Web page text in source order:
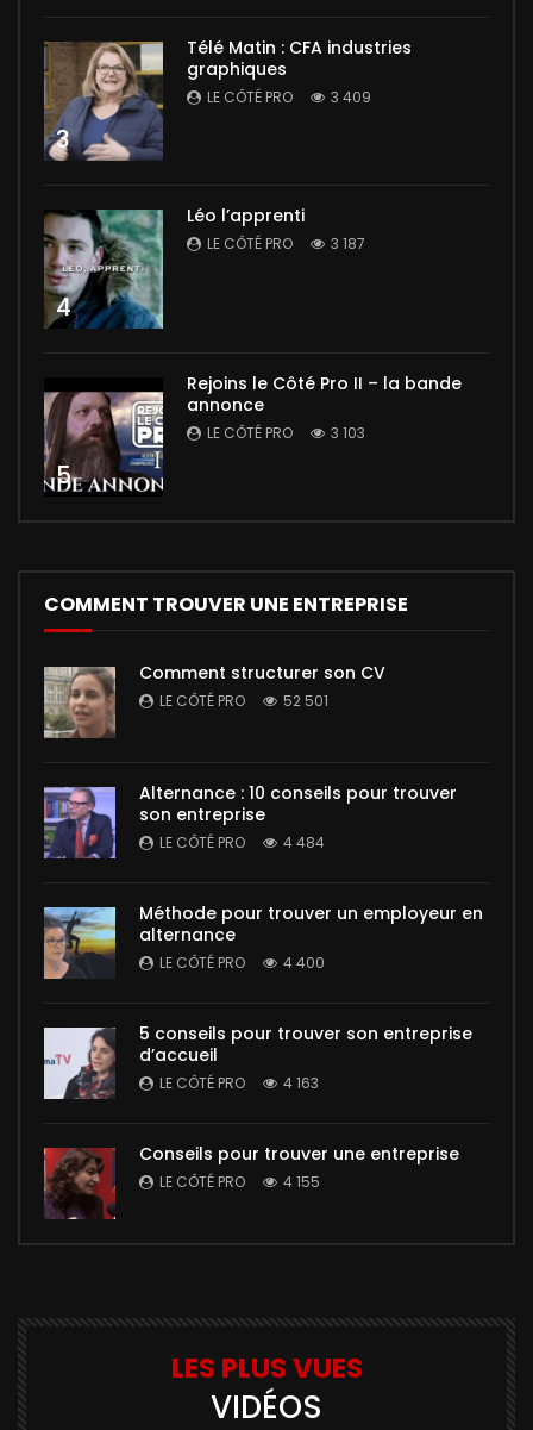
3
Télé Matin : CFA industries
graphiques
LE CÔTÉ PRO 3 409
4
Léo l’apprenti
LE CÔTÉ PRO 3 187
5
Rejoins le Côté Pro II – la bande
annonce
LE CÔTÉ PRO 3 103
COMMENT TROUVER UNE ENTREPRISE
Comment structurer son CV
LE CÔTÉ PRO 52 501
Alternance : 10 conseils pour trouver
son entreprise
LE CÔTÉ PRO 4 484
Méthode pour trouver un employeur en
alternance
LE CÔTÉ PRO 4 400
5 conseils pour trouver son entreprise
d’accueil
LE CÔTÉ PRO 4 163
Conseils pour trouver une entreprise
LE CÔTÉ PRO 4 155
LES PLUS VUES
VIDÉOS